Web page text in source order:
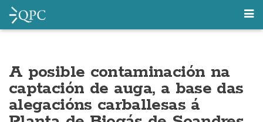
A posible contaminación na
captación de auga, a base das
alegacións carballesas á